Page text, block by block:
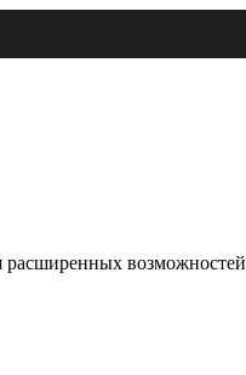
расширенных возможностей